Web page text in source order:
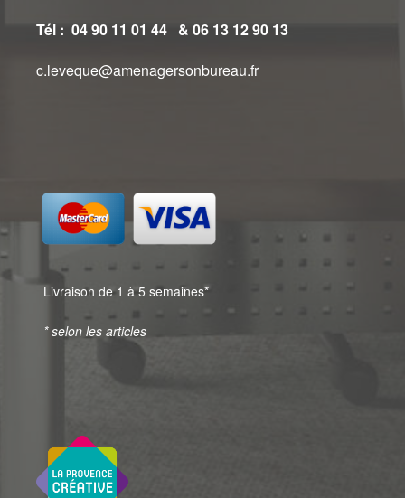
Tél : 04 90 11 01 44 & 06 13 12 90 13
c.leveque@amenagersonbureau.fr
Livraison de 1 à 5 semaines*
* selon les articles